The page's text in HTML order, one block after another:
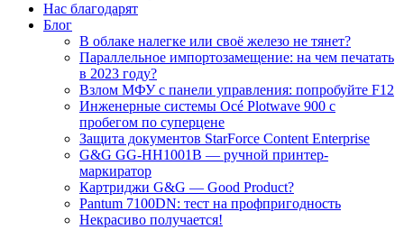
Нас благодарят
Блог
В облаке налегке или своё железо не тянет?
Параллельное импортозамещение: на чем печатать
в 2023 году?
Взлом МФУ с панели управления: попробуйте F12
Инженерные системы Océ Plotwave 900 с
пробегом по суперцене
Защита документов StarForce Content Enterprise
G&G GG-HH1001B — ручной принтер-
маркиратор
Картриджи G&G — Good Product?
Pantum 7100DN: тест на профпригодность
Некрасиво получается!